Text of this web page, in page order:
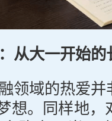
从大一开始的
领域的热爱
想。同样地，